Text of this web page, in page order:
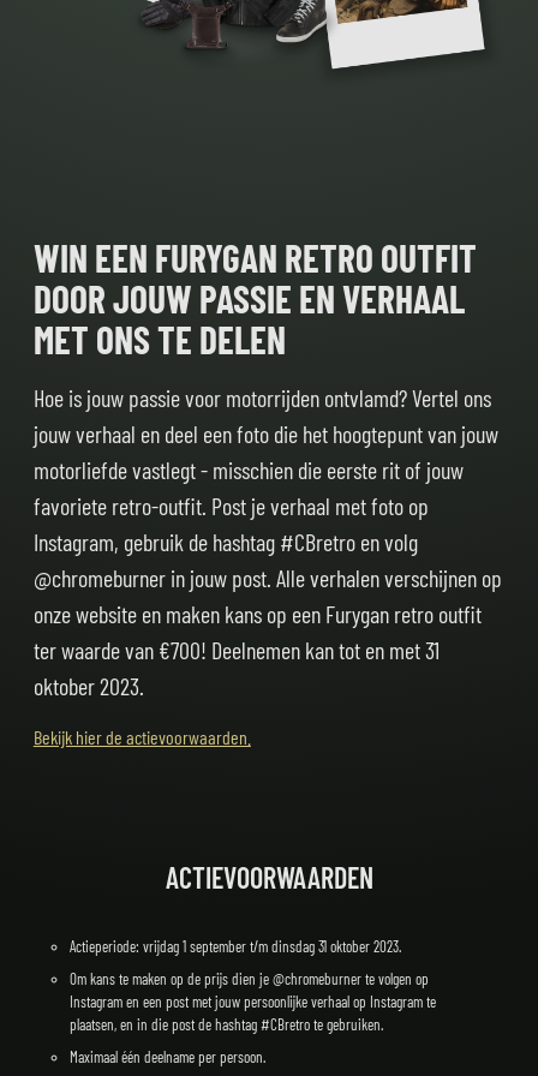
WIN EEN FURYGAN RETRO OUTFIT
DOOR JOUW PASSIE EN VERHAAL
MET ONS TE DELEN
Hoe is jouw passie voor motorrijden ontvlamd? Vertel ons
jouw verhaal en deel een foto die het hoogtepunt van jouw
motorliefde vastlegt - misschien die eerste rit of jouw
favoriete retro-outfit. Post je verhaal met foto op
Instagram, gebruik de hashtag #CBretro en volg
@chromeburner in jouw post. Alle verhalen verschijnen op
onze website en maken kans op een Furygan retro outfit
ter waarde van €700! Deelnemen kan tot en met 31
oktober 2023.
Bekijk hier de actievoorwaarden.
ACTIEVOORWAARDEN
Actieperiode: vrijdag 1 september t/m dinsdag 31 oktober 2023.
Om kans te maken op de prijs dien je @chromeburner te volgen op
Instagram en een post met jouw persoonlijke verhaal op Instagram te
plaatsen, en in die post de hashtag #CBretro te gebruiken.
Maximaal één deelname per persoon.